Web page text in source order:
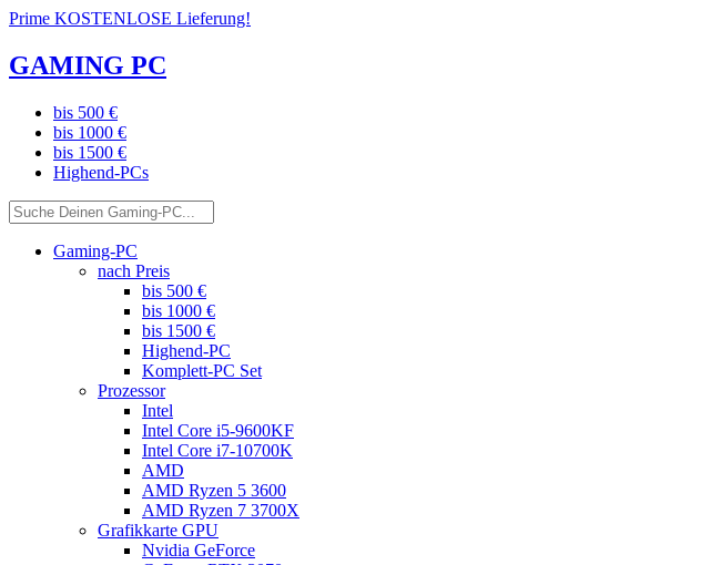
Prime KOSTENLOSE Lieferung!
GAMING PC
bis 500 €
bis 1000 €
bis 1500 €
Highend-PCs
Gaming-PC
nach Preis
bis 500 €
bis 1000 €
bis 1500 €
Highend-PC
Komplett-PC Set
Prozessor
Intel
Intel Core i5-9600KF
Intel Core i7-10700K
AMD
AMD Ryzen 5 3600
AMD Ryzen 7 3700X
Grafikkarte GPU
Nvidia GeForce